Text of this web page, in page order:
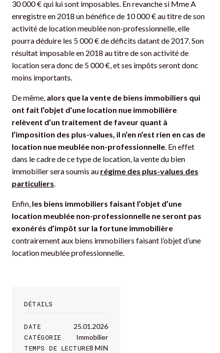
30 000 € qui lui sont imposables. En revanche si Mme A
enregistre en 2018 un bénéfice de 10 000 € au titre de son
activité de location meublée non-professionnelle, elle
pourra déduire les 5 000 € de déficits datant de 2017. Son
résultat imposable en 2018 au titre de son activité de
location sera donc de 5 000 €, et ses impôts seront donc
moins importants.
De même, alors que la vente de biens immobiliers qui
ont fait l’objet d’une location nue immobilière
relèvent d’un traitement de faveur quant à
l’imposition des plus-values, il n’en n’est rien en cas de
location nue meublée non-professionnelle. En effet
dans le cadre de ce type de location, la vente du bien
immobilier sera soumis au régime des plus-values des
particuliers.
Enfin, les biens immobiliers faisant l’objet d’une
location meublée non-professionnelle ne seront pas
exonérés d’impôt sur la fortune immobilière
contrairement aux biens immobiliers faisant l’objet d’une
location meublée professionnelle.
DÉTAILS
DATE 25.01.2026
CATÉGORIE Immobilier
TEMPS DE LECTURE8 MIN